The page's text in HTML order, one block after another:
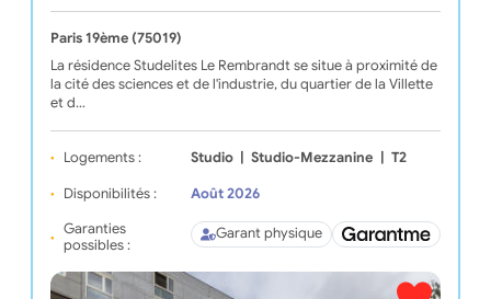
Paris 19ème (75019)
La résidence Studelites Le Rembrandt se situe à proximité de
la cité des sciences et de l'industrie, du quartier de la Villette
et d…
Logements : Studio Studio-Mezzanine T2
Disponibilités :
Août 2026
Garanties
possibles :
Garant physique